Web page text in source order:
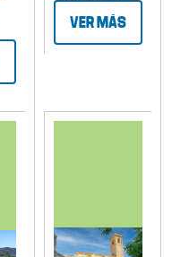
VER MÁS